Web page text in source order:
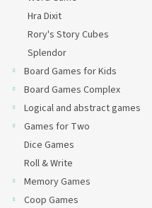
Hra Dixit
Rory's Story Cubes
Splendor
Board Games for Kids
Board Games Complex
Logical and abstract games
Games for Two
Dice Games
Roll & Write
Memory Games
Coop Games